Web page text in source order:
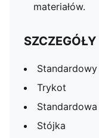
materiałów.
SZCZEGÓŁY
Trykot
Stójka